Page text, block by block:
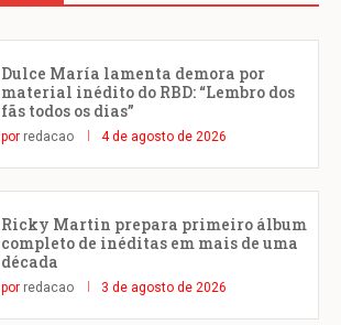
Dulce María lamenta demora por
material inédito do RBD: “Lembro dos
fãs todos os dias”
por redacao 4 de agosto de 2026
Ricky Martin prepara primeiro álbum
completo de inéditas em mais de uma
década
por redacao 3 de agosto de 2026